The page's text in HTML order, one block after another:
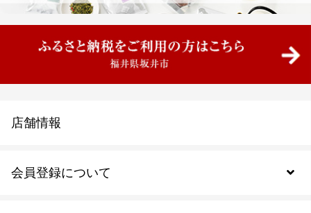
会員登録について
店舗情報